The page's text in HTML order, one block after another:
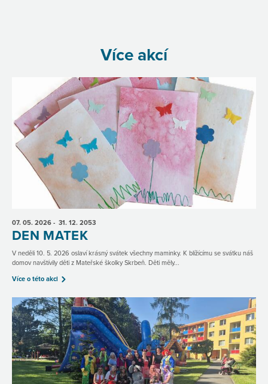
Více akcí
07. 05. 2026 - 31. 12. 2053
DEN MATEK
V neděli 10. 5. 2026 oslaví krásný svátek všechny maminky. K blížícímu se svátku náš
domov navštívily děti z Mateřské školky Skrbeň. Děti měly...
Více o této akci